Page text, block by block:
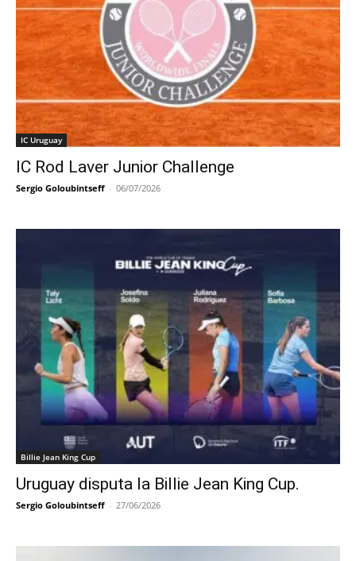
IC Uruguay
IC Rod Laver Junior Challenge
Sergio Goloubintseff - 06/07/2026
Billie Jean King Cup
Uruguay disputa la Billie Jean King Cup.
Sergio Goloubintseff - 27/06/2026